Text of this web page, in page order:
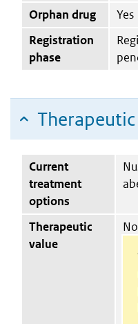
Orphan drug
Yes
Registration
phase
Current
treatment
options
Therapeutic
value